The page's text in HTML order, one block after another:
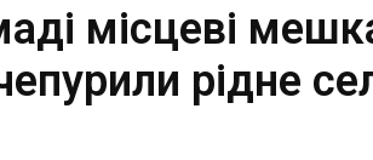
місцеві
рідне